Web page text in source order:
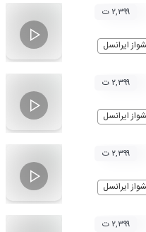
۲,۳۹۹ ت
ایرانسل
۲,۳۹۹ ت
ایرانسل
۲,۳۹۹ ت
ایرانسل
۲,۳۹۹ ت